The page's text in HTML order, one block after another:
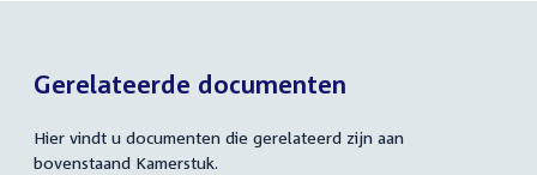
Gerelateerde documenten
Hier vindt u documenten die gerelateerd zijn aan
bovenstaand Kamerstuk.